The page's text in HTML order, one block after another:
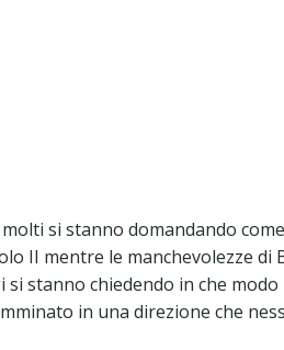
si stanno domandando
II mentre le manchevolezze di
stanno chiedendo in che modo
in una direzione che